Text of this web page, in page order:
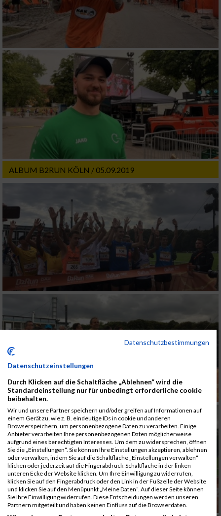
ALBUM B2RUN KÖLN / 05.09.2019
Datenschutzbestimmungen
Datenschutzeinstellungen
Durch Klicken auf die Schaltfläche „Ablehnen“ wird die
Standardeinstellung nur für unbedingt erforderliche cookie
beibehalten.
Wir und unsere Partner speichern und/oder greifen auf Informationen auf
einem Gerät zu, wie z. B. eindeutige IDs in cookie und anderen
Browserspeichern, um personenbezogene Daten zu verarbeiten. Einige
Anbieter verarbeiten Ihre personenbezogenen Daten möglicherweise
aufgrund eines berechtigten Interesses. Um dem zu widersprechen, öffnen
Sie die „Einstellungen“. Sie können Ihre Einstellungen akzeptieren, ablehnen
oder verwalten, indem Sie auf die Schaltfläche „Einstellungen verwalten“
klicken oder jederzeit auf die Fingerabdruck-Schaltfläche in der linken
unteren Ecke der Website klicken. Um Ihre Einwilligung zu widerrufen,
klicken Sie auf den Fingerabdruck oder den Link in der Fußzeile der Website
und klicken Sie auf den Menüpunkt „Meine Daten“. Auf dieser Seite können
Sie Ihre Einwilligung widerrufen. Diese Entscheidungen werden unseren
Partnern mitgeteilt und haben keinen Einfluss auf die Browserdaten.